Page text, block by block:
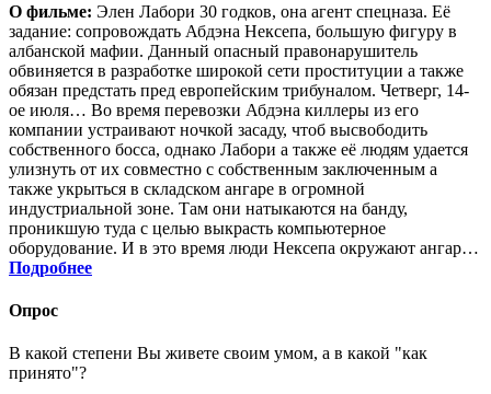
О фильме: Элен Лабори 30 годков, она агент спецназа. Её
задание: сопровождать Абдэна Нексепа, большую фигуру в
албанской мафии. Данный опасный правонарушитель
обвиняется в разработке широкой сети проституции а также
обязан предстать пред европейским трибуналом. Четверг, 14-
ое июля… Во время перевозки Абдэна киллеры из его
компании устраивают ночкой засаду, чтоб высвободить
собственного босса, однако Лабори а также её людям удается
улизнуть от их совместно с собственным заключенным а
также укрыться в складском ангаре в огромной
индустриальной зоне. Там они натыкаются на банду,
проникшую туда с целью выкрасть компьютерное
оборудование. И в это время люди Нексепа окружают ангар…
Подробнее
Опрос
В какой степени Вы живете своим умом, а в какой "как
принято"?